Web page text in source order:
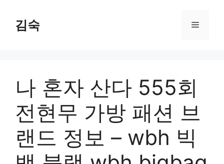
content
김숙 Menu
나 혼자 산다 555회
전현무 가방 패션 브
랜드 정보 – wbh 빅